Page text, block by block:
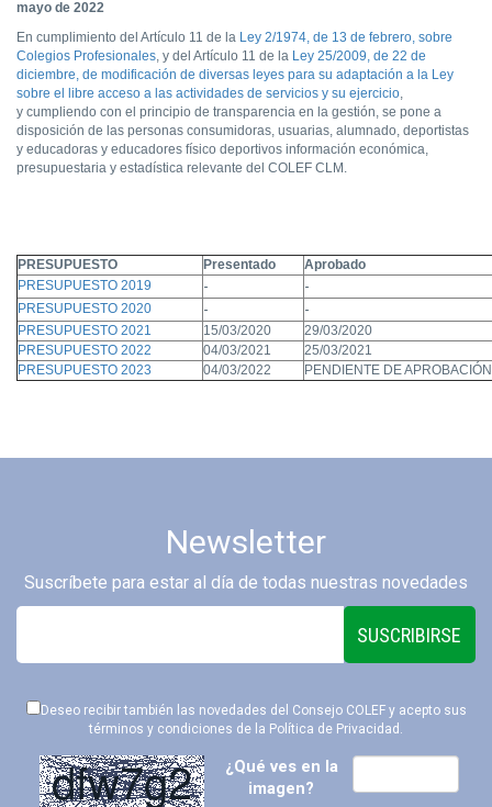
mayo de 2022
En cumplimiento del Artículo 11 de la Ley 2/1974, de 13 de febrero, sobre
Colegios Profesionales, y del Artículo 11 de la Ley 25/2009, de 22 de
diciembre, de modificación de diversas leyes para su adaptación a la Ley
sobre el libre acceso a las actividades de servicios y su ejercicio,
y cumpliendo con el principio de transparencia en la gestión, se pone a
disposición de las personas consumidoras, usuarias, alumnado, deportistas
y educadoras y educadores físico deportivos información económica,
presupuestaria y estadística relevante del COLEF CLM.
PRESUPUESTO Presentado
Aprobado
PRESUPUESTO 2019
- -
PRESUPUESTO 2020 - -
PRESUPUESTO 2021 15/03/2020
29/03/2020
PRESUPUESTO 2022
04/03/2021
25/03/2021
PRESUPUESTO 2023
04/03/2022 PENDIENTE DE APROBACIÓN
Newsletter
Suscríbete para estar al día de todas nuestras novedades
SUSCRIBIRSE
Deseo recibir también las novedades del Consejo COLEF y acepto sus
términos y condiciones de la Política de Privacidad .
¿Qué ves en la
imagen?